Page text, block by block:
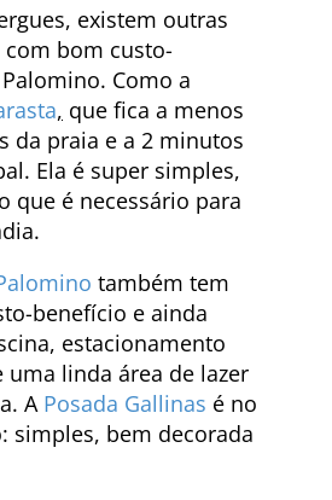
existem outras
com bom custo-
Como a
, que fica a menos
da praia e a 2 minutos
Ela é super simples,
que é necessário para
também tem
benefício e ainda
estacionamento
linda área de lazer
A Posada Gallinas é no
simples, bem decorada